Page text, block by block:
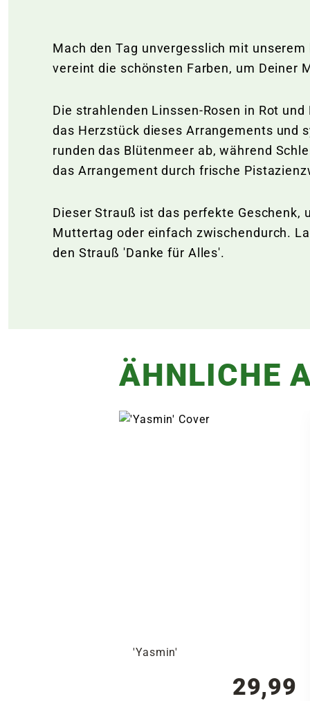
Mach den Tag unvergesslich mit
vereint die schönsten Farben, um Deiner
Die strahlenden Linssen-Rosen in Rot
das Herzstück dieses Arrangements und
runden das Blütenmeer ab, während
das Arrangement durch frische
Dieser Strauß ist das perfekte Geschenk,
Muttertag oder einfach zwischendurch.
den Strauß 'Danke für Alles'.
ÄHNLICHE
'Yasmin'
29,99